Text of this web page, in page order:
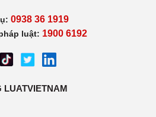
0938 36 1919
luật: 1900 6192
LUATVIETNAM